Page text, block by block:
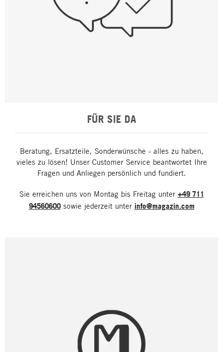
FÜR SIE DA
Beratung, Ersatzteile, Sonderwünsche - alles zu haben,
vieles zu lösen! Unser Customer Service beantwortet Ihre
Fragen und Anliegen persönlich und fundiert.
Sie erreichen uns von Montag bis Freitag unter +49 711
94560600sowie jederzeit unter info@magazin.com